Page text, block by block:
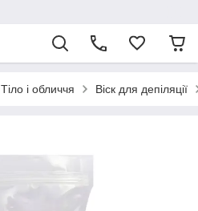
Тіло і обличчя Віск для депіляції